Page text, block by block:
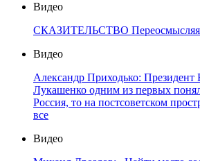
Видео
СКАЗИТЕЛЬСТВО Переосмысляя
Видео
Александр Приходько: Президент
Лукашенко одним из первых
Россия, то на постсоветском
все
Видео